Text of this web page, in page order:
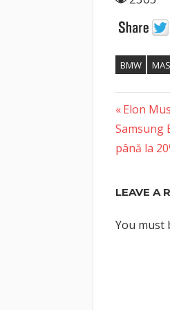
BMW
Post
Previous
Post:
Elon
Next
Post:
Samsung
până la
LEAVE A
You must